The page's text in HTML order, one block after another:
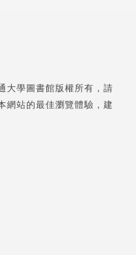
大學圖書館版權所有，請
網站的最佳瀏覽體驗，建